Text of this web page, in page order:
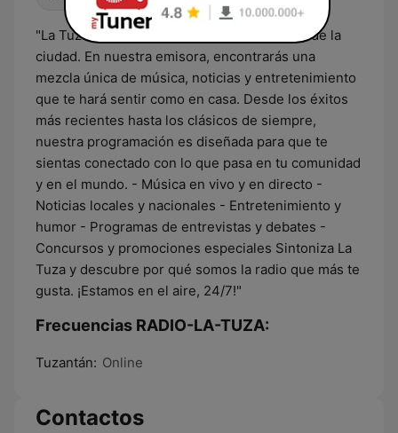
"La Tuza es la radio que late con el corazón de la
ciudad. En nuestra emisora, encontrarás una
mezcla única de música, noticias y entretenimiento
que te hará sentir como en casa. Desde los éxitos
más recientes hasta los clásicos de siempre,
nuestra programación es diseñada para que te
sientas conectado con lo que pasa en tu comunidad
y en el mundo. - Música en vivo y en directo -
Noticias locales y nacionales - Entretenimiento y
humor - Programas de entrevistas y debates -
Concursos y promociones especiales Sintoniza La
Tuza y descubre por qué somos la radio que más te
gusta. ¡Estamos en el aire, 24/7!"
Frecuencias RADIO-LA-TUZA:
Tuzantán: Online
Contactos